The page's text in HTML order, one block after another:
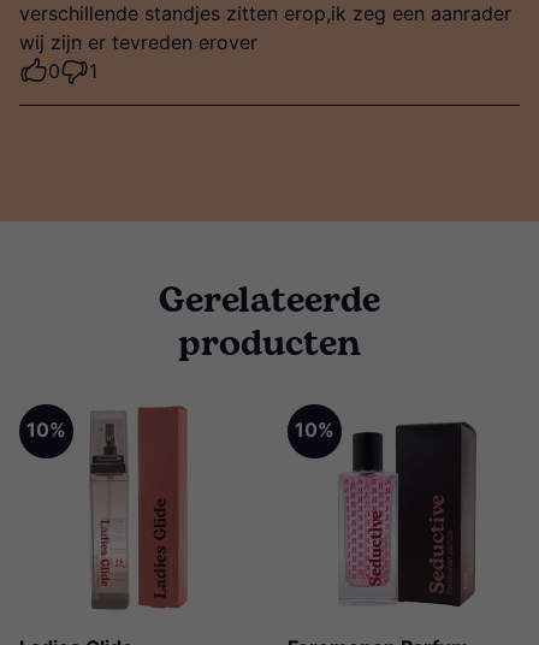
verschillende standjes zitten erop,ik zeg een aanrader
wij zijn er tevreden erover
0
1
Gerelateerde
producten
10% 10%